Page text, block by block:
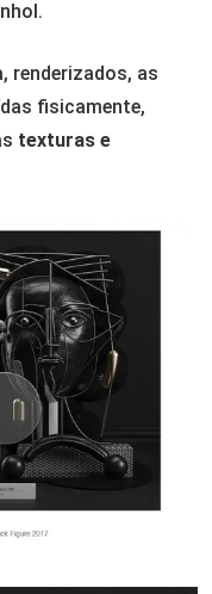
renderizados, as
fisicamente,
texturas e